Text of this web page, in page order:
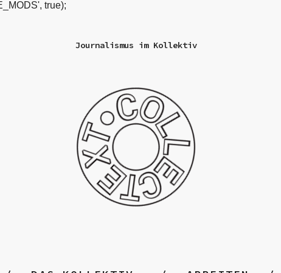
true);
Journalismus im Kollektiv